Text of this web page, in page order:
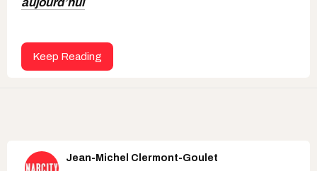
Keep Reading
Jean-Michel Clermont-Goulet